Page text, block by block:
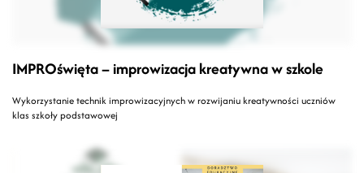
IMPROświęta – improwizacja kreatywna w szkole
Wykorzystanie technik improwizacyjnych w rozwijaniu kreatywności uczniów
klas szkoły podstawowej